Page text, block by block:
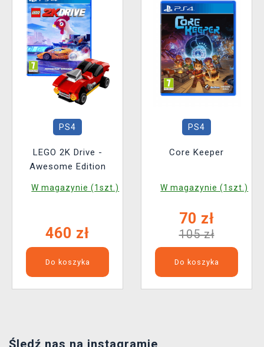
PS4
LEGO 2K Drive -
Awesome Edition
W magazynie (1szt.)
460 zł
Do koszyka
PS4
Core Keeper
W magazynie (1szt.)
70 zł
105 zł
Do koszyka